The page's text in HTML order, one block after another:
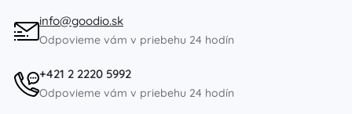
info@goodio.sk
Odpovieme vám v priebehu 24 hodín
+421 2 2220 5992
Odpovieme vám v priebehu 24 hodín